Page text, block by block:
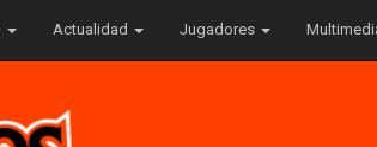
Actualidad Jugadores